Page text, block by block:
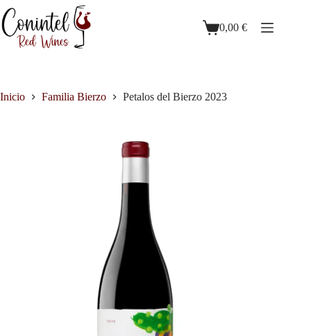
0,00€
Inicio Familia Bierzo Petalos del Bierzo 2023